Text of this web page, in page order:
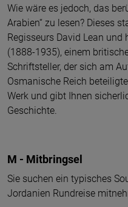
Wie wäre es jedoch, das
Arabien“ zu lesen? Dieses
Regisseurs David Lean und
(1888-1935), einem
Schriftsteller, der sich am
Osmanische Reich
Werk und gibt Ihnen
Geschichte.
M - Mitbringsel
Sie suchen ein typisches
Jordanien Rundreise